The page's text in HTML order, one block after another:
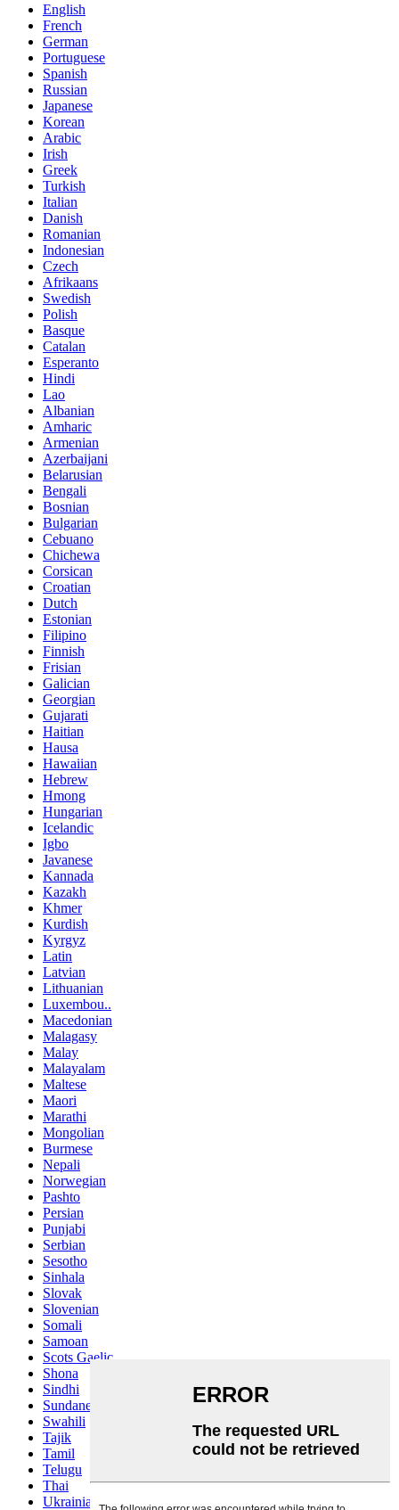
English
French
German
Portuguese
Spanish
Russian
Japanese
Korean
Arabic
Irish
Greek
Turkish
Italian
Danish
Romanian
Indonesian
Czech
Afrikaans
Swedish
Polish
Basque
Catalan
Esperanto
Hindi
Lao
Albanian
Amharic
Armenian
Azerbaijani
Belarusian
Bengali
Bosnian
Bulgarian
Cebuano
Chichewa
Corsican
Croatian
Dutch
Estonian
Filipino
Finnish
Frisian
Galician
Georgian
Gujarati
Haitian
Hausa
Hawaiian
Hebrew
Hmong
Hungarian
Icelandic
Igbo
Javanese
Kannada
Kazakh
Khmer
Kurdish
Kyrgyz
Latin
Latvian
Lithuanian
Luxembou..
Macedonian
Malagasy
Malay
Malayalam
Maltese
Maori
Marathi
Mongolian
Burmese
Nepali
Norwegian
Pashto
Persian
Punjabi
Serbian
Sesotho
Sinhala
Slovak
Slovenian
Somali
Samoan
Scots Gaelic
Shona
Sindhi
Sundanese
Swahili
Tajik
Tamil
Telugu
Thai
Ukrainian